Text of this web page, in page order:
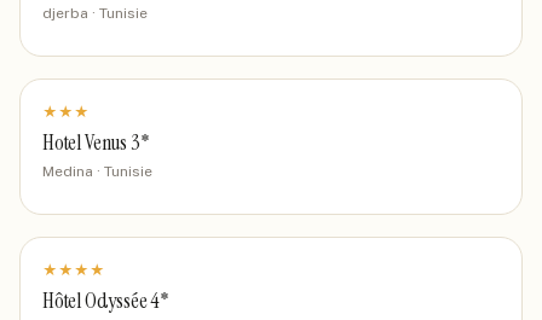
djerba · Tunisie
★ ★ ★
Hotel Venus 3*
Medina · Tunisie
★ ★ ★ ★
Hôtel Odyssée 4*